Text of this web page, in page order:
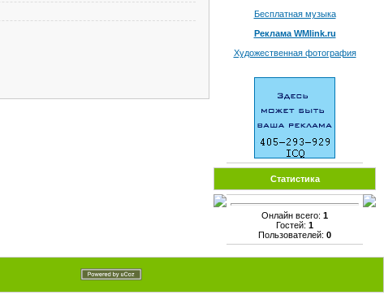
Бесплатная музыка
Реклама WMlink.ru
Художественная фотография
Статистика
Онлайн всего: 1
Гостей: 1
Пользователей: 0